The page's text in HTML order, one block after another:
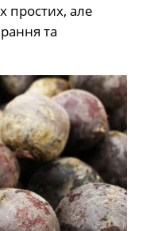
простих, але
та